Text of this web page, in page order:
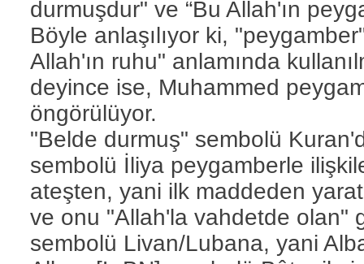
durmuşdur" ve “Bu Allah'ın
Böyle anlaşılıyor ki,
Allah'ın ruhu" anlamında
deyince ise, Muhammed
öngörülüyor.
"Belde durmuş" sembolü
sembolü İliya peygamberle
ateşten, yani ilk maddeden
ve onu "Allah'la vahdetde olan"
sembolü Livan/Lubana, yani